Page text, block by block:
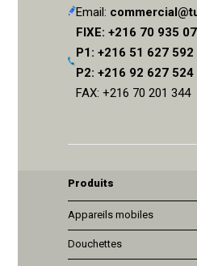
Email:
FIXE: +216 70 935
P1: +216 51 627 592
P2: +216 92 627 524
FAX: +216 70 201 344
Produits
Appareils mobiles
Douchettes